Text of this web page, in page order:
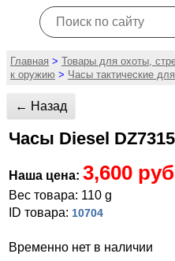
Главная > Товары для охоты,
к оружию > Часы тактические
← Назад
Часы Diesel
Наша цена: 3,600
Вес товара: 110 g
ID товара: 10704
Временно нет в наличии